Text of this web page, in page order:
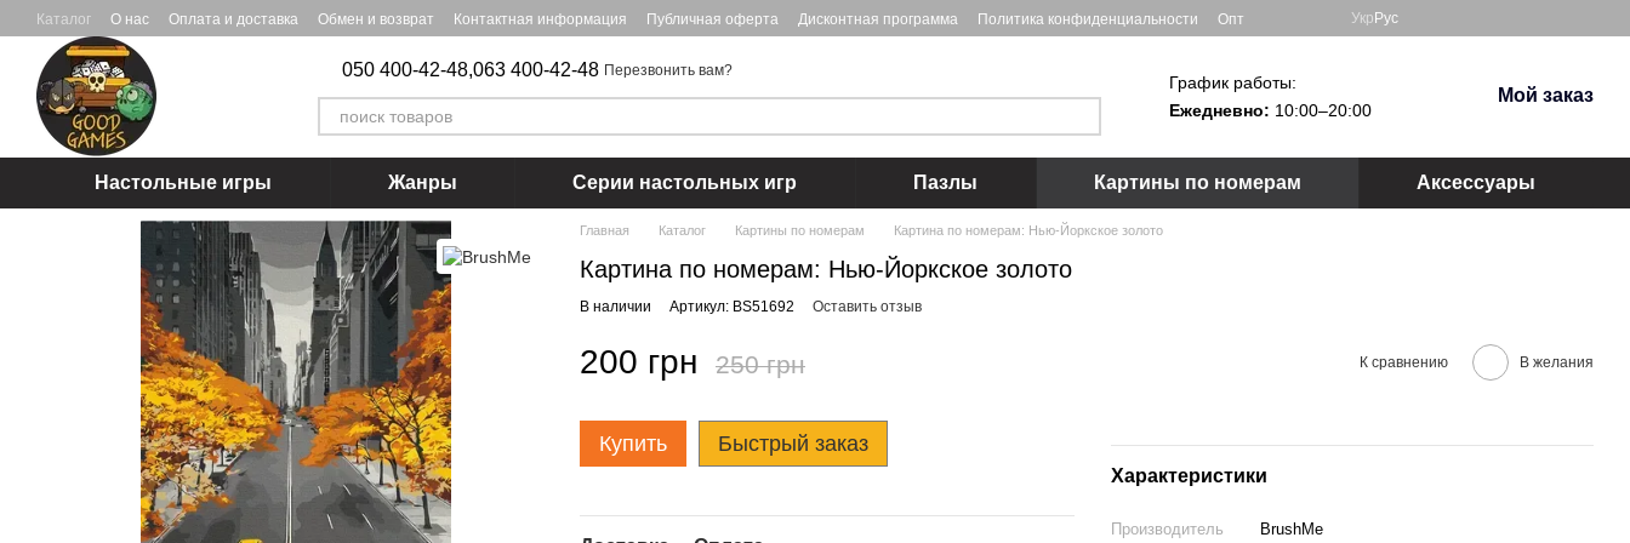
Перейти к основному контенту
Каталог О нас Оплата и доставка Обмен и возврат Контактная информация Публичная оферта Дисконтная программа Политика конфиденциальности Опт Укр Рус
050 400-42-48,063 400-42-48 Перезвонить вам?
График работы:
Ежедневно: 10:00–20:00
Мой заказ
Настольные игры Жанры Серии настольных игр Пазлы Картины по номерам Аксессуары
Главная Каталог Картины по номерам Картина по номерам: Нью-Йоркское золото
Картина по номерам: Нью-Йоркское золото
В наличии Артикул: BS51692 Оставить отзыв
200 грн 250 грн К сравнению В желания
Купить Быстрый заказ
Характеристики
Производитель BrushMe